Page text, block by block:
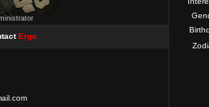
Ergo